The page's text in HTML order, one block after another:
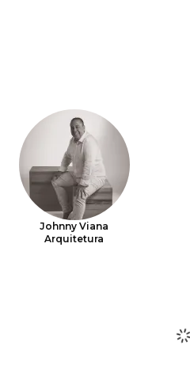
Johnny Viana
Arquitetura